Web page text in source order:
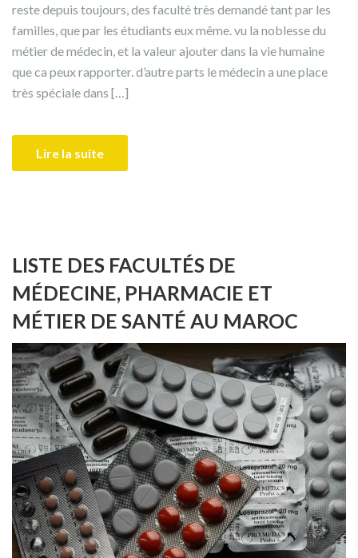
reste depuis toujours, des faculté très demandé tant par les
familles, que par les étudiants eux même. vu la noblesse du
métier de médecin, et la valeur ajouter dans la vie humaine
que ca peux rapporter. d’autre parts le médecin a une place
très spéciale dans […]
Lire la suite
LISTE DES FACULTÉS DE
MÉDECINE, PHARMACIE ET
MÉTIER DE SANTÉ AU MAROC